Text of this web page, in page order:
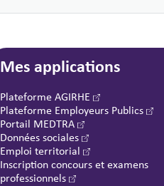
Mes applications
Plateforme AGIRHE
Plateforme Employeurs Publics
Portail MEDTRA
Données sociales
Emploi territorial
Inscription concours et examens
professionnels